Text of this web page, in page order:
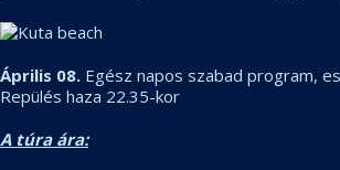
Április 08. Egész napos szabad program,
Repülés haza 22.35-kor
A túra ára: